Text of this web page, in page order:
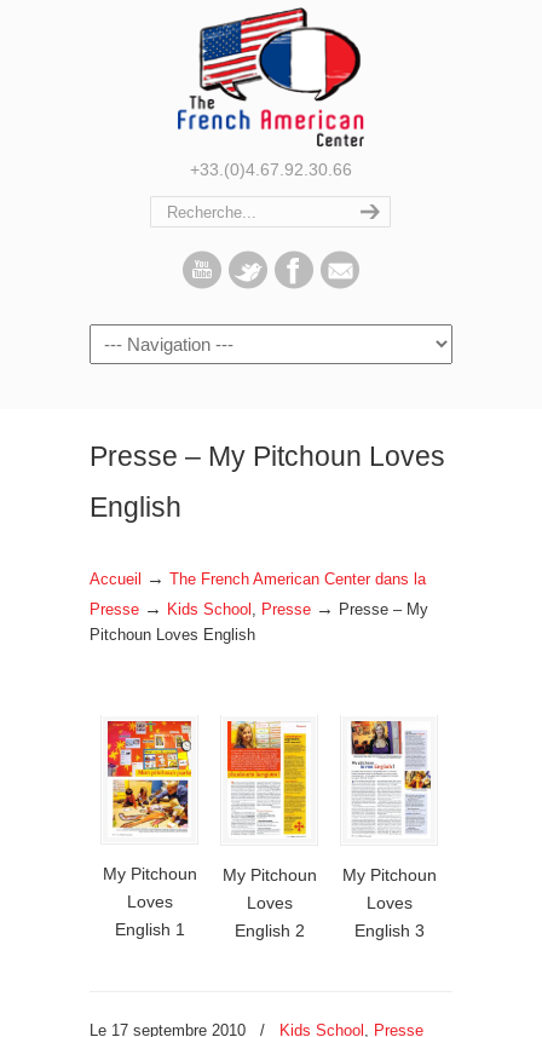
+33.(0)4.67.92.30.66
Navigation
Presse – My Pitchoun Loves
English
Accueil →
The French American Center dans la
Presse → Kids School , Presse →
Presse – My
Pitchoun Loves English
My Pitchoun
Loves
English 1
My Pitchoun
Loves
English 2
My Pitchoun
Loves
English 3
Le 17 septembre 2010 / Kids School , Presse